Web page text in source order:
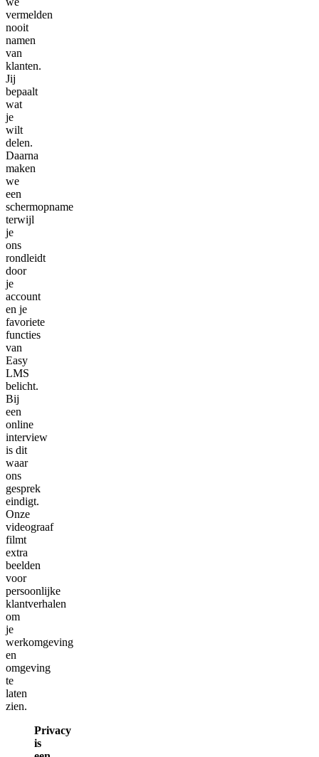
vermelden
nooit
namen
van
klanten.
Jij
bepaalt
wat
je
wilt
delen.
Daarna
maken
we
een
schermopname
terwijl
je
ons
rondleidt
door
je
account
en je
favoriete
functies
van
Easy
LMS
belicht.
Bij
een
online
interview
is dit
waar
ons
gesprek
eindigt.
Onze
videograaf
filmt
extra
beelden
voor
persoonlijke
klantverhalen
om
je
werkomgeving
en
omgeving
te
laten
zien.
Privacy
is